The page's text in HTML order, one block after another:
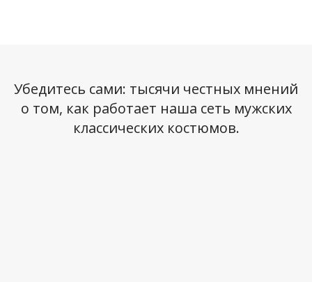
Убедитесь сами: тысячи честных мнений
о том, как работает наша сеть мужских
классических костюмов.